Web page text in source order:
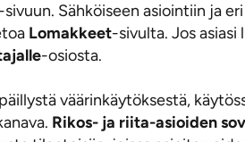
-sivuun. Sähköiseen asiointiin ja
Lomakkeet-sivulta. Jos
-osiosta.
väärinkäytöksestä,
Rikos- ja riita-asioiden